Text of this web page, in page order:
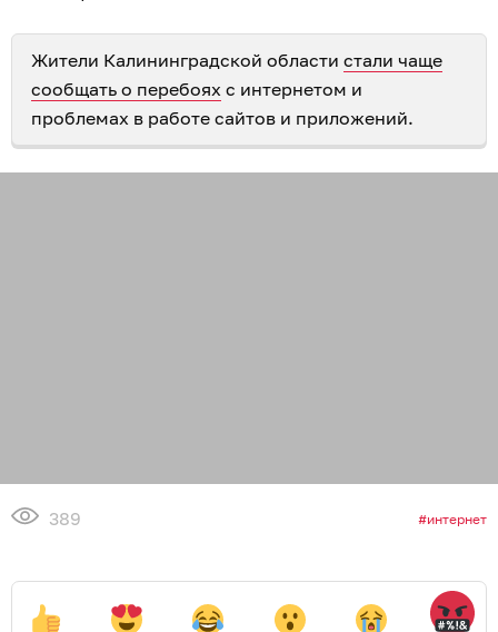
Жители Калининградской области стали чаще
сообщать о перебоях с интернетом и
проблемах в работе сайтов и приложений.
389 интернет